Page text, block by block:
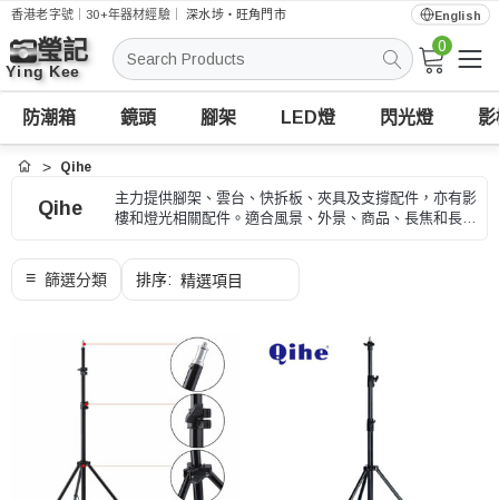
香港老字號｜30+年器材經驗｜深水埗・旺角門市 English
搜
索
0
防潮箱 鏡頭 腳架 LED燈 閃光燈
首頁 Qihe
Qihe
主力提供腳架、雲台、快拆板、夾具及支撐配件，亦有影
樓和燈光相關配件。適合風景、外景、商品、長焦和長時
型號和用途核對。